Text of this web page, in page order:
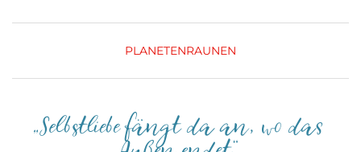
PLANETENRAUNEN
„Selbstliebe fängt da an, wo das